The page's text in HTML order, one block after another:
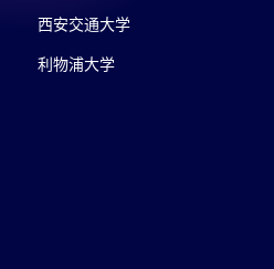
西安交通大学
利物浦大学